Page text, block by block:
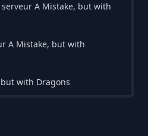
A Mistake, but with
A Mistake, but with
with Dragons